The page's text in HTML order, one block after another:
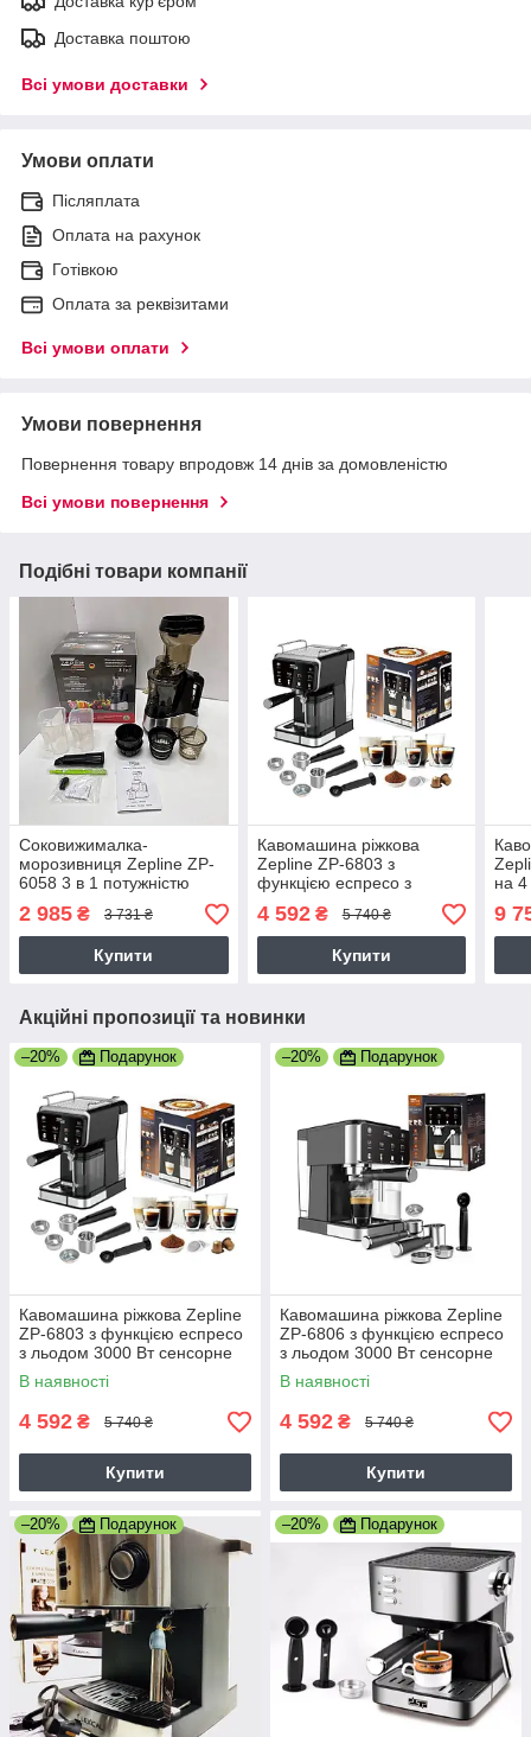
Доставка поштою
Всі умови доставки
Умови оплати
Післяплата
Оплата на рахунок
Готівкою
Оплата за реквізитами
Всі умови оплати
Умови повернення
Повернення товару впродовж 14 днів за домовленістю
Всі умови повернення
Подібні товари компанії
Соковижималка-
морозивниця Zepline ZP-
6058 3 в 1 потужністю
3000 Вт шнекова з чашею
об'ємом 0.3 л та функцією
холодного віджиму
2 985 ₴ 3 731 ₴
Купити
Кавомашина ріжкова
Zepline ZP-6803 з
функцією еспресо з
льодом 3000 Вт сенсорне
керування
4 592₴ 5 740 ₴
Купити
на
9
Акційні пропозиції та новинки
–20% Подарунок
Кавомашина ріжкова Zepline
ZP-6803 з функцією еспресо
з льодом 3000 Вт сенсорне
керування
В наявності
4 592 ₴ 5 740 ₴
Купити
–20% Подарунок
Кавомашина ріжкова Zepline
ZP-6806 з функцією еспресо
з льодом 3000 Вт сенсорне
керування
В наявності
4 592 ₴ 5 740 ₴
Купити
–20% Подарунок –20% Подарунок